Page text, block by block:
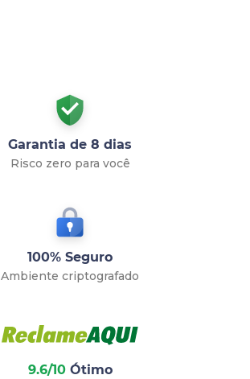
Garantia de 8 dias
Risco zero para você
100% Seguro
Ambiente criptografado
9.6/10Ótimo